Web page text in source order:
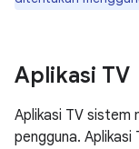
Aplikasi TV
Aplikasi TV sistem
pengguna.